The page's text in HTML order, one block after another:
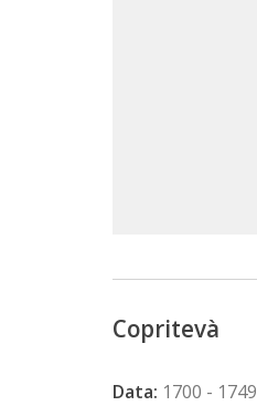
Copritevà
Data: 1700 - 1749